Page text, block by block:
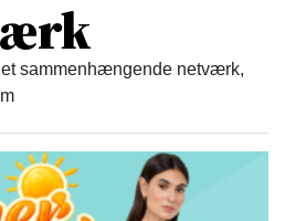
et sammenhængende netværk,